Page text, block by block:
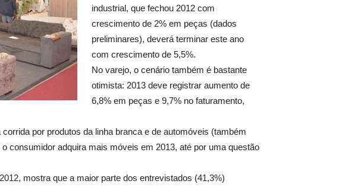
industrial, que fechou 2012 com
crescimento de 2% em peças (dados
preliminares), deverá terminar este ano
com crescimento de 5,5%.
No varejo, o cenário também é bastante
otimista: 2013 deve registrar aumento de
6,8% em peças e 9,7% no faturamento,
por produtos da linha branca e de automóveis (também
consumidor adquira mais móveis em 2013, até por uma questão
mostra que a maior parte dos entrevistados (41,3%)